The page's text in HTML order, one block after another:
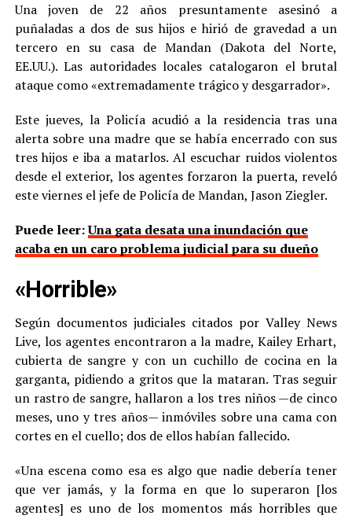
Una joven de 22 años presuntamente asesinó a
puñaladas a dos de sus hijos e hirió de gravedad a un
tercero en su casa de Mandan (Dakota del Norte,
EE.UU.). Las autoridades locales catalogaron el brutal
ataque como «extremadamente trágico y desgarrador».
Este jueves, la Policía acudió a la residencia tras una
alerta sobre una madre que se había encerrado con sus
tres hijos e iba a matarlos. Al escuchar ruidos violentos
desde el exterior, los agentes forzaron la puerta, reveló
este viernes el jefe de Policía de Mandan, Jason Ziegler.
Puede leer:Una gata desata una inundación que
acaba en un caro problema judicial para su dueño
«Horrible»
Según documentos judiciales citados por Valley News
Live, los agentes encontraron a la madre, Kailey Erhart,
cubierta de sangre y con un cuchillo de cocina en la
garganta, pidiendo a gritos que la mataran. Tras seguir
un rastro de sangre, hallaron a los tres niños —de cinco
meses, uno y tres años— inmóviles sobre una cama con
cortes en el cuello; dos de ellos habían fallecido.
«Una escena como esa es algo que nadie debería tener
que ver jamás, y la forma en que lo superaron [los
agentes] es uno de los momentos más horribles que